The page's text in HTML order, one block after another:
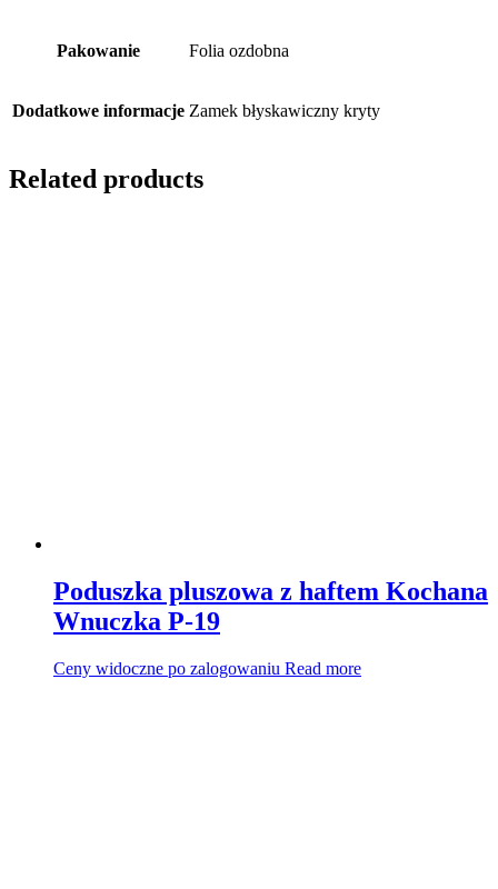
Pakowanie Folia ozdobna
Dodatkowe informacje Zamek błyskawiczny kryty
Related products
Poduszka pluszowa z haftem Kochana
Wnuczka P-19
Ceny widoczne po zalogowaniu Read more